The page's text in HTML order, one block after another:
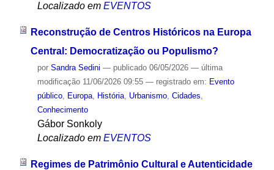
Localizado em EVENTOS
Reconstrução de Centros Históricos na Europa
Central: Democratização ou Populismo?
por Sandra Sedini — publicado06/05/2026 — última
modificação11/06/2026 09:55 — registrado em: Evento
público, Europa, História, Urbanismo, Cidades,
Conhecimento
Gábor Sonkoly
Localizado em EVENTOS
Regimes de Patrimônio Cultural e Autenticidade